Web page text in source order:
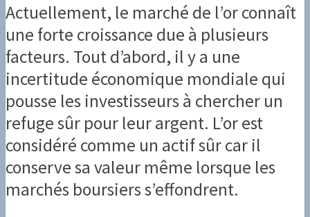
Actuellement, le marché de l’or connaît
une forte croissance due à plusieurs
facteurs. Tout d’abord, il y a une
incertitude économique mondiale qui
pousse les investisseurs à chercher un
refuge sûr pour leur argent. L’or est
considéré comme un actif sûr car il
conserve sa valeur même lorsque les
marchés boursiers s’effondrent.